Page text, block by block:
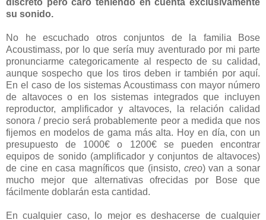
su sonido.
No he escuchado otros conjuntos de la familia Bose
Acoustimass, por lo que sería muy aventurado por mi parte
pronunciarme categoricamente al respecto de su calidad,
aunque sospecho que los tiros deben ir también por aquí.
En el caso de los sistemas Acoustimass con mayor número
de altavoces o en los sistemas integrados que incluyen
reproductor, amplificador y altavoces, la relación calidad
sonora / precio será probablemente peor a medida que nos
fijemos en modelos de gama más alta. Hoy en día, con un
presupuesto de 1000€ o 1200€ se pueden encontrar
equipos de sonido (amplificador y conjuntos de altavoces)
de cine en casa magníficos que (insisto, creo) van a sonar
mucho mejor que alternativas ofrecidas por Bose que
fácilmente doblarán esta cantidad.
En cualquier caso, lo mejor es deshacerse de cualquier